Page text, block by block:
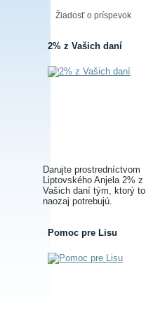
Žiadosť o príspevok
2% z Vašich daní
Darujte prostredníctvom
Liptovského Anjela 2% z
Vašich daní tým, ktorý to
naozaj potrebujú.
Pomoc pre Lisu